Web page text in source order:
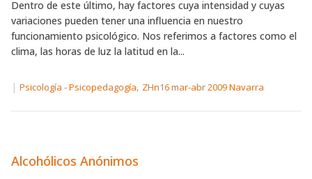
Dentro de este último, hay factores cuya intensidad y cuyas
variaciones pueden tener una influencia en nuestro
funcionamiento psicológico. Nos referimos a factores como el
clima, las horas de luz la latitud en la...
| Psicología - Psicopedagogía, ZHn16 mar-abr 2009 Navarra
Alcohólicos Anónimos